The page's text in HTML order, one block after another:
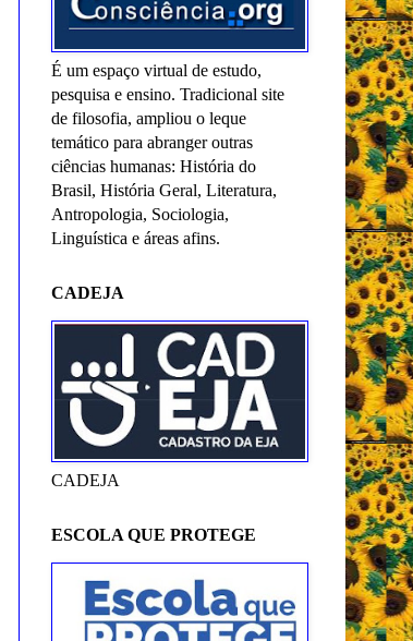
É um espaço virtual de estudo,
pesquisa e ensino. Tradicional site
de filosofia, ampliou o leque
temático para abranger outras
ciências humanas: História do
Brasil, História Geral, Literatura,
Antropologia, Sociologia,
Linguística e áreas afins.
CADEJA
CADEJA
ESCOLA QUE PROTEGE